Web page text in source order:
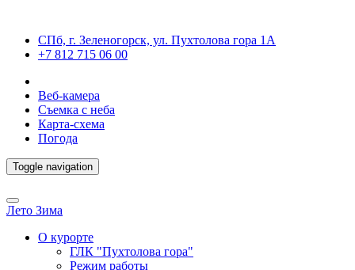
СПб, г. Зеленогорск, ул. Пухтолова гора 1А
+7 812 715 06 00
Веб-камера
Съемка с неба
Карта-схема
Погода
Toggle navigation
Лето Зима
О курорте
ГЛК "Пухтолова гора"
Режим работы